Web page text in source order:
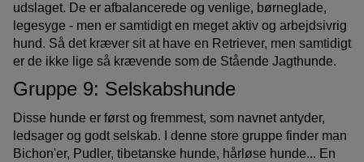
udslaget. De er afbalancerede og venlige, børneglade,
legesyge - men er samtidigt en meget aktiv og arbejdsivrig
hund. Så det kræver sit at have en Retriever, men samtidigt
er de ikke lige så krævende som de Stående Jagthunde.
Gruppe 9: Selskabshunde
Disse hunde er først og fremmest, som navnet antyder,
ledsager og godt selskab. I denne store gruppe finder man
Bichon'er, Pudler, tibetanske hunde, hårløse hunde... En